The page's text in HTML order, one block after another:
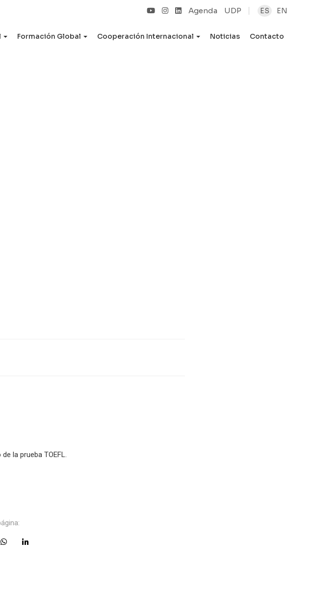
Agenda UDP ES EN
Formación Global Cooperación Internacional Noticias Contacto
la prueba TOEFL.